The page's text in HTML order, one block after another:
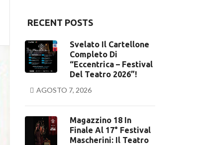
RECENT POSTS
Svelato Il Cartellone
Completo Di
“Eccentrica – Festival
Del Teatro 2026”!
AGOSTO 7, 2026
Magazzino 18 In
Finale Al 17° Festival
Mascherini: Il Teatro